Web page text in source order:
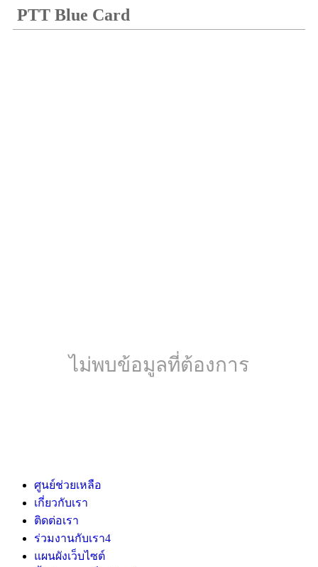
PTT Blue Card
ไม่พบข้อมูลที่ต้องการ
ศูนย์ช่วยเหลือ
เกี่ยวกับเรา
ติดต่อเรา
ร่วมงานกับเรา4
แผนผังเว็บไซต์